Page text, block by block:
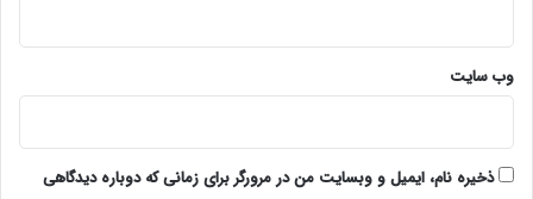
وب‌ سایت
ذخیره نام، ایمیل و وبسایت من در مرورگر برای زمانی که دوباره دیدگاهی